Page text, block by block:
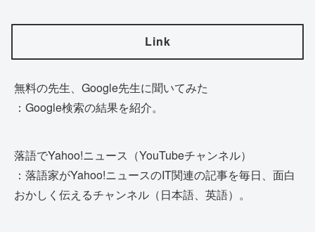
Link
無料の先生、Google先生に聞いてみた
：Google検索の結果を紹介。
落語でYahoo!ニュース（YouTubeチャンネル）
：落語家がYahoo!ニュースのIT関連の記事を毎日、面白
おかしく伝えるチャンネル（日本語、英語）。